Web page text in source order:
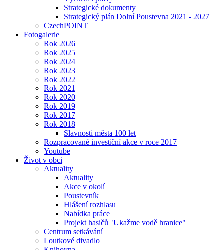
Strategické dokumenty
Strategický plán Dolní Poustevna 2021 - 2027
CzechPOINT
Fotogalerie
Rok 2026
Rok 2025
Rok 2024
Rok 2023
Rok 2022
Rok 2021
Rok 2020
Rok 2019
Rok 2017
Rok 2018
Slavnosti města 100 let
Rozpracované investiční akce v roce 2017
Youtube
Život v obci
Aktuality
Aktuality
Akce v okolí
Poustevník
Hlášení rozhlasu
Nabídka práce
Projekt hasičů "Ukažme vodě hranice"
Centrum setkávání
Loutkové divadlo